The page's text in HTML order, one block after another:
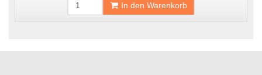
In den Warenkorb